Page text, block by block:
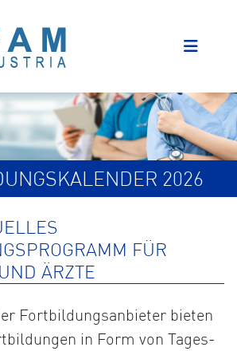
2026
FÜR
ÄRZTE
Fortbildungsanbieter bieten
in Form von Tages-